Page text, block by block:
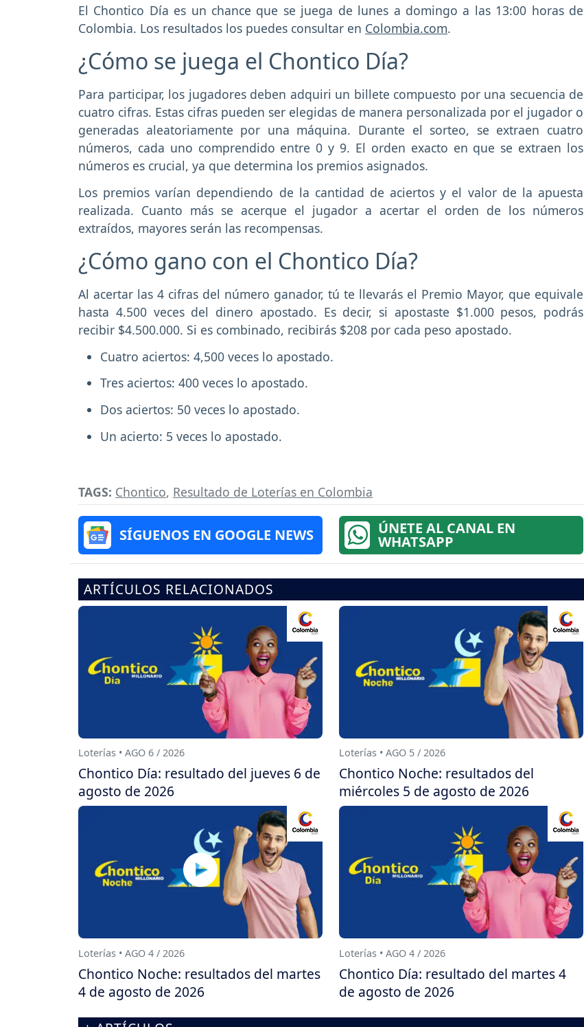
El Chontico Día es un chance que se juega de lunes a domingo a las 13:00 horas de
Colombia. Los resultados los puedes consultar en Colombia.com.
¿Cómo se juega el Chontico Día?
Para participar, los jugadores deben adquiri un billete compuesto por una secuencia de
cuatro cifras. Estas cifras pueden ser elegidas de manera personalizada por el jugador o
generadas aleatoriamente por una máquina. Durante el sorteo, se extraen cuatro
números, cada uno comprendido entre 0 y 9. El orden exacto en que se extraen los
números es crucial, ya que determina los premios asignados.
Los premios varían dependiendo de la cantidad de aciertos y el valor de la apuesta
realizada. Cuanto más se acerque el jugador a acertar el orden de los números
extraídos, mayores serán las recompensas.
¿Cómo gano con el Chontico Día?
Al acertar las 4 cifras del número ganador, tú te llevarás el Premio Mayor, que equivale
hasta 4.500 veces del dinero apostado. Es decir, si apostaste $1.000 pesos, podrás
recibir $4.500.000. Si es combinado, recibirás $208 por cada peso apostado.
Cuatro aciertos: 4,500 veces lo apostado.
Tres aciertos: 400 veces lo apostado.
Dos aciertos: 50 veces lo apostado.
Un acierto: 5 veces lo apostado.
TAGS: Chontico, Resultado de Loterías en Colombia
SÍGUENOS EN GOOGLE NEWS ÚNETE AL CANAL EN
WHATSAPP
ARTÍCULOS RELACIONADOS
Loterías • AGO 6 / 2026
Chontico Día: resultado del jueves 6 de
agosto de 2026
Loterías • AGO 5 / 2026
Chontico Noche: resultados del
miércoles 5 de agosto de 2026
Loterías • AGO 4 / 2026
Chontico Noche: resultados del martes
4 de agosto de 2026
Loterías • AGO 4 / 2026
Chontico Día: resultado del martes 4
de agosto de 2026